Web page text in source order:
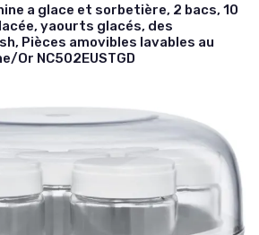
a glace et sorbetière, 2 bacs, 10
yaourts glacés, des
Pièces amovibles lavables au
Or NC502EUSTGD